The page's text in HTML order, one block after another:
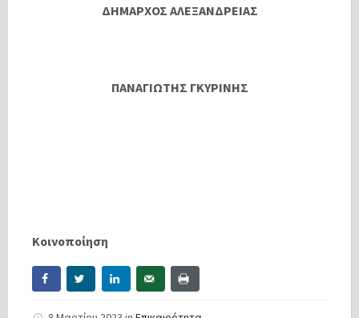
ΔΗΜΑΡΧΟΣ ΑΛΕΞΑΝΔΡΕΙΑΣ
ΠΑΝΑΓΙΩΤΗΣ ΓΚΥΡΙΝΗΣ
Κοινοποίηση